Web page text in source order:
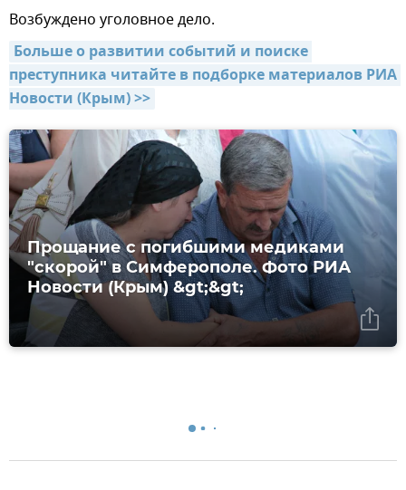
Возбуждено уголовное дело.
Больше о развитии событий и поиске
преступника читайте в подборке материалов РИА
Новости (Крым) >>
Прощание с погибшими медиками
"скорой" в Симферополе. Фото РИА
Новости (Крым) &gt;&gt;